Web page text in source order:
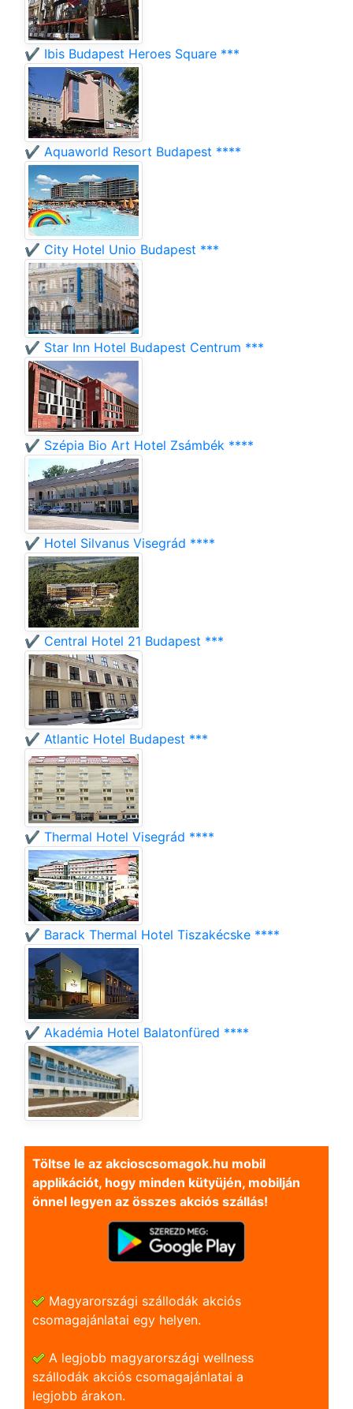
✔️ Ibis Budapest Heroes Square ***
✔️ Aquaworld Resort Budapest ****
✔️ City Hotel Unio Budapest ***
✔️ Star Inn Hotel Budapest Centrum ***
✔️ Szépia Bio Art Hotel Zsámbék ****
✔️ Hotel Silvanus Visegrád ****
✔️ Central Hotel 21 Budapest ***
✔️ Atlantic Hotel Budapest ***
✔️ Thermal Hotel Visegrád ****
✔️ Barack Thermal Hotel Tiszakécske ****
✔️ Akadémia Hotel Balatonfüred ****
Töltse le az akcioscsomagok.hu mobil
applikációt, hogy minden kütyüjén, mobilján
önnel legyen az összes akciós szállás!
Magyarországi szállodák akciós
csomagajánlatai egy helyen.
A legjobb magyarországi wellness
szállodák akciós csomagajánlatai a
legjobb árakon.